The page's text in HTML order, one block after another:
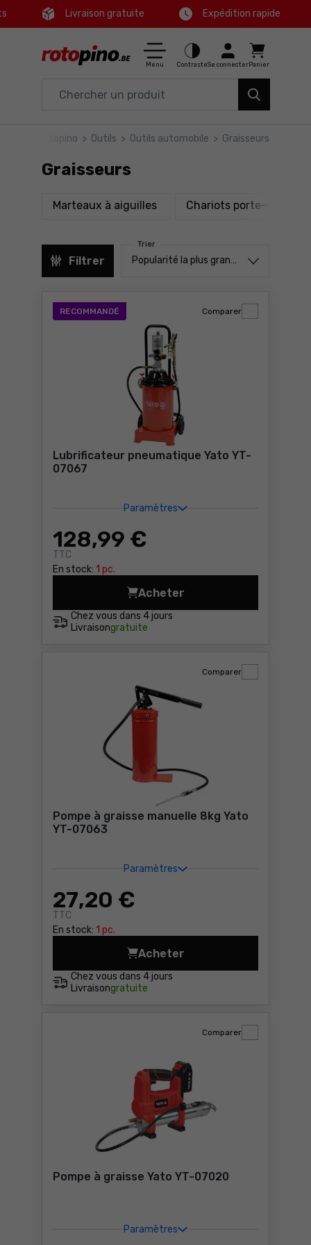
Ctrl M
Menu principal
Filtres
Produits
Livraison gratuite Expédition rapide
Menu ContrasteSe connecter Panier
Maison & Jardin
rotopino > Outils > Outils automobile > Graisseurs
Graisseurs
Marteaux à aiguilles produitsChariots porte-outils
Filtrer
Trier
Trier à partir de
Popularité la plus grande
RECOMMANDÉ
Lubrificateur pneumatique Yato YT-
07067
Paramètres
128,99 €
TTC
En stock: 1 pc.
Comparer
Chez vous dans 4 jours
Livraisongratuite
Acheter
Lubrificateur pneumatique
Pompe à graisse manuelle 8kg Yato
YT-07063
Paramètres
27,20 €
TTC
En stock: 1 pc.
Comparer
Chez vous dans 4 jours
Livraisongratuite
Acheter
Pompe à graisse manuelle
Pompe à graisse Yato YT-07020
Paramètres
Comparer